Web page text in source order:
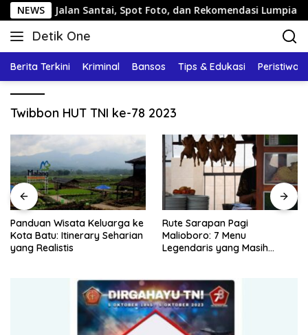
Langsung
ke
konten
NEWS
Jalan Santai, Spot Foto, dan Rekomendasi Lumpia
Detik One
Tajam
Fakta
Berita Terkini Kriminal Bansos Tips & Edukasi Peristiwa
Twibbon HUT TNI ke-78 2023
Panduan Wisata Keluarga ke
Kota Batu: Itinerary Seharian
yang Realistis
Rute Sarapan Pagi
Malioboro: 7 Menu
Legendaris yang Masih